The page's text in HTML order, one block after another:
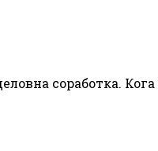
соработка.